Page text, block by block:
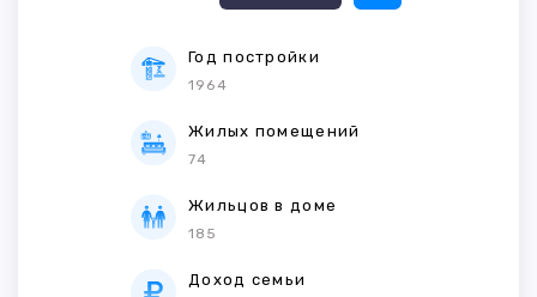
Год постройки
1964
Жилых помещений
74
Жильцов в доме
185
Доход семьи